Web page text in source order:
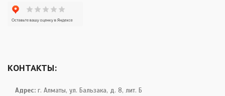
КОНТАКТЫ:
Адрес: г. Алматы, ул. Бальзака, д. 8, лит. Б